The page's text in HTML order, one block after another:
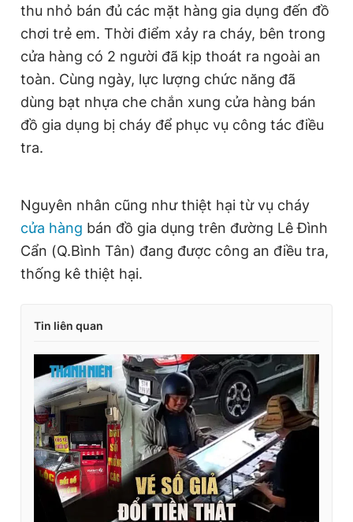
thu nhỏ bán đủ các mặt hàng gia dụng đến đồ
chơi trẻ em. Thời điểm xảy ra cháy, bên trong
cửa hàng có 2 người đã kịp thoát ra ngoài an
toàn. Cùng ngày, lực lượng chức năng đã
dùng bạt nhựa che chắn xung cửa hàng bán
đồ gia dụng bị cháy để phục vụ công tác điều
tra.
Nguyên nhân cũng như thiệt hại từ vụ cháy
cửa hàng bán đồ gia dụng trên đường Lê Đình
Cẩn (Q.Bình Tân) đang được công an điều tra,
thống kê thiệt hại.
Tin liên quan